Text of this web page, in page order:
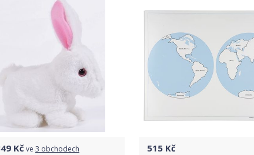
Kčve 3 obchodech
515 Kč